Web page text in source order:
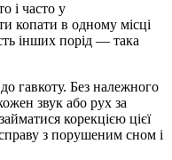
і часто у
копати в одному місці
інших порід — така
гавкоту. Без належного
звук або рух за
корекцією цієї
з порушеним сном і